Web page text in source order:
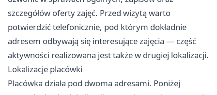
szczegółów oferty zajęć. Przed wizytą warto
potwierdzić telefonicznie, pod którym dokładnie
adresem odbywają się interesujące zajęcia — część
aktywności realizowana jest także w drugiej lokalizacji.
Lokalizacje placówki
Placówka działa pod dwoma adresami. Poniżej